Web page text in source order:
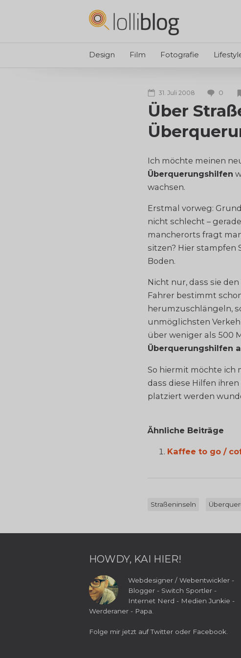
Design Film Fotografie
31. Juli 2008 0
Über
Ich möchte meinen
Überquerungshilfen
wachsen.
Erstmal vorweg:
nicht schlecht –
mancherorts fragt
sitzen? Hier stampfen
Boden.
Nicht nur, dass sie
Fahrer bestimmt
herumzuschlängeln,
unmöglichsten
über weniger als 500
Überquerungshilfen
So hiermit möchte ich
dass diese Hilfen
platziert werden
Ähnliche Beiträge
Kaffee to go /
Straßeninseln
HOWDY, KAI HIER!
Webdesigner / Webentwickler -
Blogger - Switch Sportler -
Internet Nerd - Medien Junkie -
Werderaner - Papa.
Folge mir jetzt aufTwitter oder Facebook